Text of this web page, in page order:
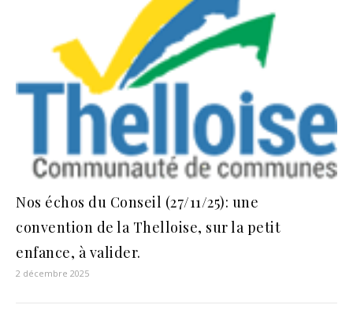
Nos échos du Conseil (27/11/25): une
convention de la Thelloise, sur la petit
enfance, à valider.
2 décembre 2025